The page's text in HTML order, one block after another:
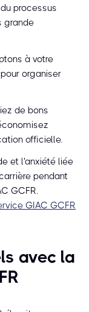
processus
grande
à votre
organiser
de bons
officielle.
et l'anxiété liée
pendant
GCFR.
GIAC GCFR
avec la